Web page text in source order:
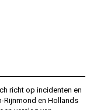
richt op incidenten en
Rijnmond en Hollands